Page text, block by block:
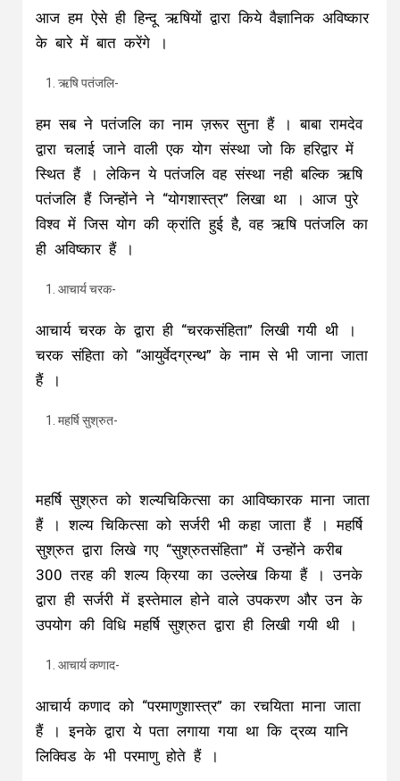
आज हम ऐसे ही हिन्दू ऋषियों द्वारा किये वैज्ञानिक अविष्कार
के बारे में बात करेंगे ।
ऋषि पतंजलि-
हम सब ने पतंजलि का नाम ज़रूर सुना हैं । बाबा रामदेव
द्वारा चलाई जाने वाली एक योग संस्था जो कि हरिद्वार में
स्थित हैं । लेकिन ये पतंजलि वह संस्था नही बल्कि ऋषि
पतंजलि हैं जिन्होंने ने “योगशास्त्र” लिखा था । आज पुरे
विश्व में जिस योग की क्रांति हुई है, वह ऋषि पतंजलि का
ही अविष्कार हैं ।
आचार्य चरक-
आचार्य चरक के द्वारा ही “चरकसंहिता” लिखी गयी थी ।
चरक संहिता को “आयुर्वेदग्रन्थ” के नाम से भी जाना जाता
हैं ।
महर्षि सुश्रुत-
महर्षि सुश्रुत को शल्यचिकित्सा का आविष्कारक माना जाता
हैं । शल्य चिकित्सा को सर्जरी भी कहा जाता हैं । महर्षि
सुश्रुत द्वारा लिखे गए “सुश्रुतसंहिता” में उन्होंने करीब
300 तरह की शल्य क्रिया का उल्लेख किया हैं । उनके
द्वारा ही सर्जरी में इस्तेमाल होने वाले उपकरण और उन के
उपयोग की विधि महर्षि सुश्रुत द्वारा ही लिखी गयी थी ।
आचार्य कणाद-
आचार्य कणाद को “परमाणुशास्त्र” का रचयिता माना जाता
हैं । इनके द्वारा ये पता लगाया गया था कि द्रव्य यानि
लिक्विड के भी परमाणु होते हैं ।